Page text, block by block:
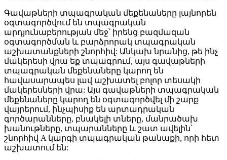
Գավաթների տպագրական մեքենաները լայնորեն
օգտագործվում են տպագրական
արդյունաբերության մեջ՝ իրենց բազմազան
օգտագործման և բարձրորակ տպագրական
աշխատանքների շնորհիվ: Անկախ նրանից, թե ինչ
մակերեսի վրա եք տպագրում, այս գավաթների
տպագրական մեքենաները կարող են
հավասարապես լավ աշխատել բոլոր տեսակի
մակերեսների վրա: Այս գավաթների տպագրական
մեքենաները կարող են օգտագործվել մի շարք
վայրերում, ինչպիսիք են արտադրական
գործարանները, բնակելի տները, մանրածախ
խանութները, տպարանները և շատ ավելին՝
շնորհիվ A կարգի տպագրական թանաքի, որի հետ
աշխատում են: